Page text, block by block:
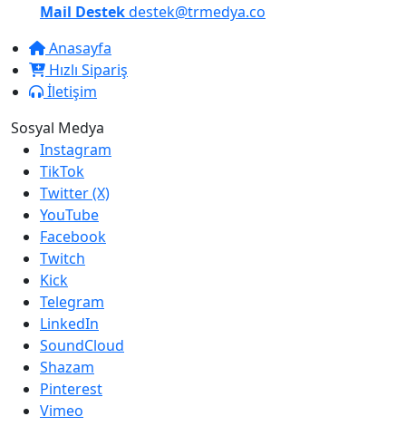
Mail Destekdestek@trmedya.co
Anasayfa
Hızlı Sipariş
İletişim
Sosyal Medya
Instagram
TikTok
Twitter (X)
YouTube
Facebook
Twitch
Kick
Telegram
LinkedIn
SoundCloud
Shazam
Pinterest
Vimeo